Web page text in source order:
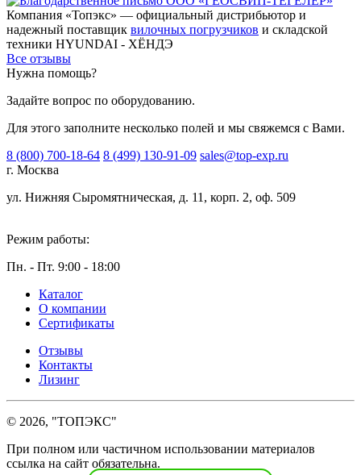
Компания «Топэкс» — официальный дистрибьютор и
надежный поставщик вилочных погрузчиков и складской
техники HYUNDAI - ХЁНДЭ
Все отзывы
Нужна помощь?
Задайте вопрос по оборудованию.
Для этого заполните несколько полей и мы свяжемся с Вами.
8 (800) 700-18-64 8 (499) 130-91-09 sales@top-exp.ru
г. Москва
ул. Нижняя Сыромятническая, д. 11, корп. 2, оф. 509
Режим работы:
Пн. - Пт. 9:00 - 18:00
Каталог
О компании
Сертификаты
Отзывы
Контакты
Лизинг
© 2026, "ТОПЭКС"
При полном или частичном использовании материалов
ссылка на сайт обязательна.